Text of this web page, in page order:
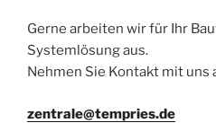
Gerne arbeiten wir für Ihr
Systemlösung aus.
Nehmen Sie Kontakt mit uns
zentrale@tempries.de